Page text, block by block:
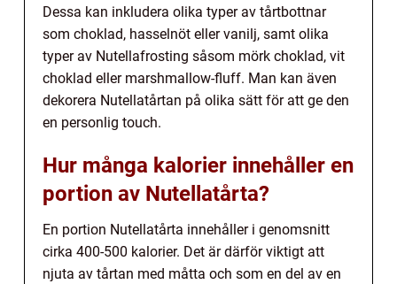
Dessa kan inkludera olika typer av tårtbottnar
som choklad, hasselnöt eller vanilj, samt olika
typer av Nutellafrosting såsom mörk choklad, vit
choklad eller marshmallow-fluff. Man kan även
dekorera Nutellatårtan på olika sätt för att ge den
en personlig touch.
Hur många kalorier innehåller en
portion av Nutellatårta?
En portion Nutellatårta innehåller i genomsnitt
cirka 400-500 kalorier. Det är därför viktigt att
njuta av tårtan med måtta och som en del av en